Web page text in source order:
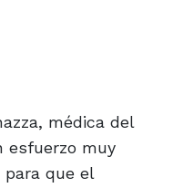
médica del
esfuerzo muy
que el